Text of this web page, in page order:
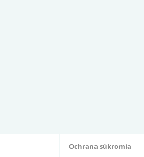
Ochrana súkromia